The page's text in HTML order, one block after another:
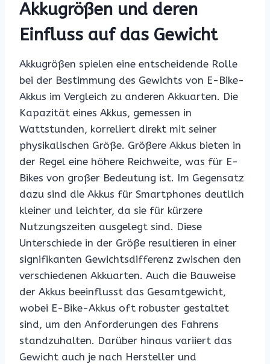
Akkugrößen und deren
Einfluss auf das Gewicht
Akkugrößen spielen eine entscheidende Rolle
bei der Bestimmung des Gewichts von E-Bike-
Akkus im Vergleich zu anderen Akkuarten. Die
Kapazität eines Akkus, gemessen in
Wattstunden, korreliert direkt mit seiner
physikalischen Größe. Größere Akkus bieten in
der Regel eine höhere Reichweite, was für E-
Bikes von großer Bedeutung ist. Im Gegensatz
dazu sind die Akkus für Smartphones deutlich
kleiner und leichter, da sie für kürzere
Nutzungszeiten ausgelegt sind. Diese
Unterschiede in der Größe resultieren in einer
signifikanten Gewichtsdifferenz zwischen den
verschiedenen Akkuarten. Auch die Bauweise
der Akkus beeinflusst das Gesamtgewicht,
wobei E-Bike-Akkus oft robuster gestaltet
sind, um den Anforderungen des Fahrens
standzuhalten. Darüber hinaus variiert das
Gewicht auch je nach Hersteller und